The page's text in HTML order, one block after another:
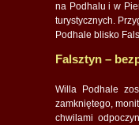
na Podhalu i w
turystycznych.
Podhale blisko
Falsztyn –
Willa Podhale
zamkniętego,
chwilami